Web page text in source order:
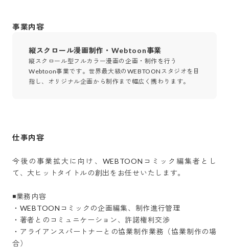
事業内容
縦スクロール漫画制作・Webtoon事業
縦スクロール型フルカラー漫画の企画・制作を行う
Webtoon事業です。世界最大級のWEBTOONスタジオを目
指し、オリジナル企画から制作まで幅広く携わります。
仕事内容
今後の事業拡大に向け、WEBTOONコミック編集者とし
て、大ヒットタイトルの創出をお任せいたします。
◾️業務内容
・WEBTOONコミックの企画編集、制作進行管理
・著者とのコミュニケーション、許諾権利交渉
・アライアンスパートナーとの協業制作業務（協業制作の場
合）